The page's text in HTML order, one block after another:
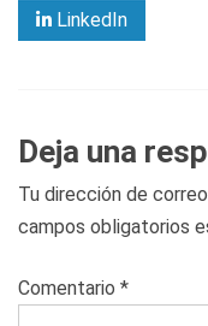
LinkedIn
Deja una
Tu dirección de
campos obligatorios
Comentario *